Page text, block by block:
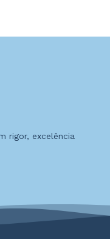
rigor, excelência